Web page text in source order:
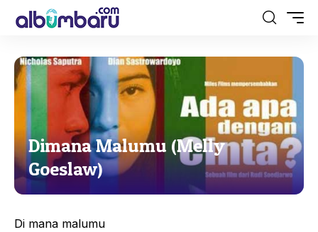
Dimana Malumu (Melly
Goeslaw)
Di mana malumu